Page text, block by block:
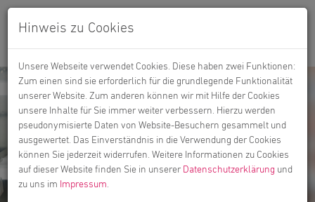
Hinweis zu Cookies
Unsere Webseite verwendet Cookies. Diese haben zwei Funktionen:
Zum einen sind sie erforderlich für die grundlegende Funktionalität
unserer Website. Zum anderen können wir mit Hilfe der Cookies
unsere Inhalte für Sie immer weiter verbessern. Hierzu werden
pseudonymisierte Daten von Website-Besuchern gesammelt und
ausgewertet. Das Einverständnis in die Verwendung der Cookies
können Sie jederzeit widerrufen. Weitere Informationen zu Cookies
auf dieser Website finden Sie in unserer Datenschutzerklärung und
zu uns im Impressum.